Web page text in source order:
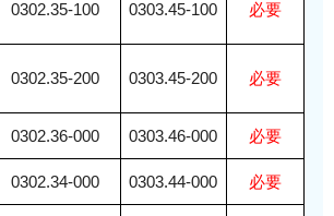
0302.35-100 0303.45-100 必要
0302.35-200 0303.45-200 必要
0302.36-000 0303.46-000 必要
0302.34-000 0303.44-000 必要